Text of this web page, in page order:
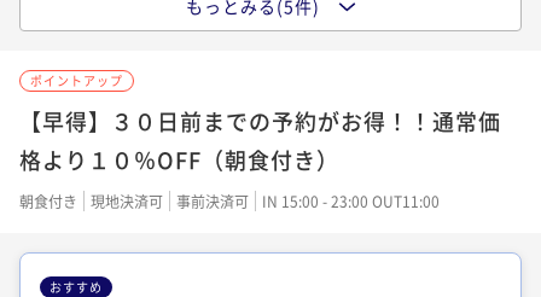
デラックスシアターキングルーム
35平米 禁煙
ポイント即利用で
最大7％OFF
¥18,270~
17平米 禁煙 無料Wi-Fi
ダブル
ポイント即利用で
¥12,420~
13平米 禁煙 無料Wi-Fi
ダブル
ポイント即利用で
2名 ¥ 8,556 ~
もっとみる(5件)
ポイントアップ
【早得】３０日前までの予約がお得！！通常価
格より１０％OFF（朝食付き）
朝食付き 現地決済可 事前決済可 IN 15:00 - 23:00 OUT11:00
おすすめ